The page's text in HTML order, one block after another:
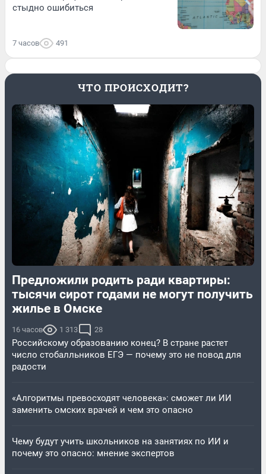
стыдно ошибиться
7 часов 491
ЧТО ПРОИСХОДИТ?
Предложили родить ради квартиры:
тысячи сирот годами не могут получить
жилье в Омске
16 часов 1 313 28
Российскому образованию конец? В стране растет
число стобалльников ЕГЭ — почему это не повод для
радости
«Алгоритмы превосходят человека»: сможет ли ИИ
заменить омских врачей и чем это опасно
Чему будут учить школьников на занятиях по ИИ и
почему это опасно: мнение экспертов